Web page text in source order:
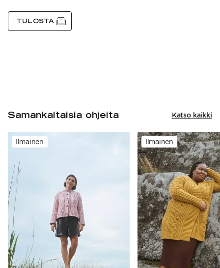
TULOSTA
Samankaltaisia ohjeita Katso kaikki
Ilmainen Ilmainen